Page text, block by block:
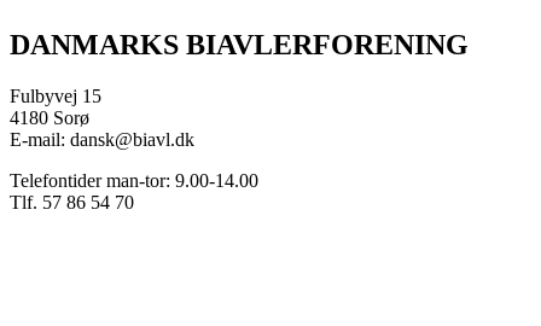
DANMARKS BIAVLERFORENING
Fulbyvej 15
4180 Sorø
E-mail: dansk@biavl.dk
Telefontider man-tor: 9.00-14.00
Tlf. 57 86 54 70